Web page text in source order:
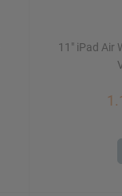
11" iPad Air